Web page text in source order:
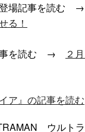
登場記事を読む
る！
事を読む →
２
ア』の記事を読む
ウルト